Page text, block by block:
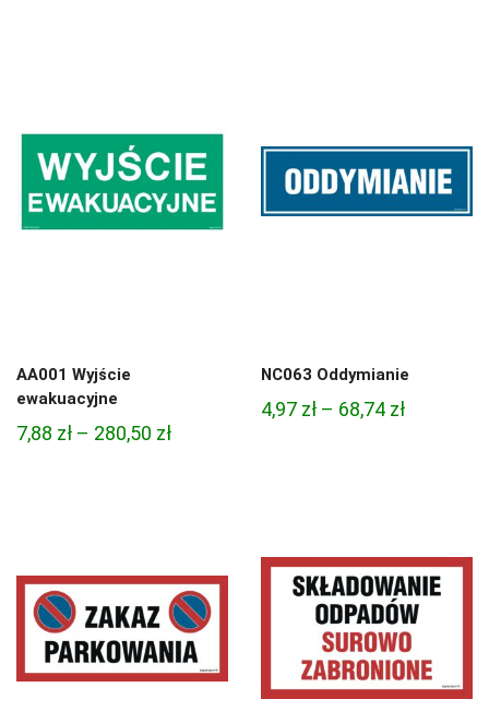
AA001 Wyjście
ewakuacyjne
7,88 zł – 280,50 złZakres
280,50 zł
NC063 Oddymianie
4,97 zł – 68,74 złZakres
68,74 zł